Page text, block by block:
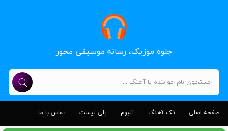
جلوه موزیک، رسانه موسیقی محور
صفحه اصلی تک آهنگ آلبوم پلی لیست تماس با ما